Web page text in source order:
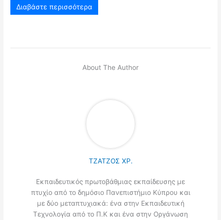
Διαβάστε περισσότερα
About The Author
ΤΖΑΤΖΟΣ ΧΡ.
Εκπαιδευτικός πρωτοβάθμιας εκπαίδευσης με
πτυχίο από το δημόσιο Πανεπιστήμιο Κύπρου και
με δύο μεταπτυχιακά: ένα στην Εκπαιδευτική
Τεχνολογία από το Π.Κ και ένα στην Οργάνωση